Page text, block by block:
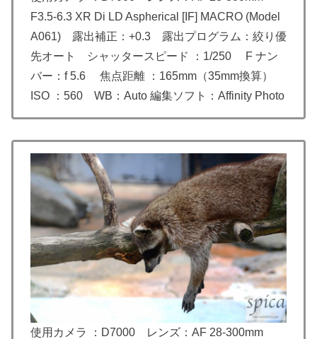
F3.5-6.3 XR Di LD Aspherical [IF] MACRO (Model
A061) 露出補正：+0.3 露出プログラム：絞り優
先オート シャッタースピード ：1/250 F ナン
バー：f 5.6 焦点距離 ：165mm（35mm換算）
ISO ：560 WB：Auto 編集ソフト：Affinity Photo
使用カメラ ：D7000 レンズ：AF 28-300mm